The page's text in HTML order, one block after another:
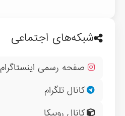
شبکه‌های اجتماعی
صفحه رسمی اینستاگرام
کانال تلگرام
کانال روبیکا